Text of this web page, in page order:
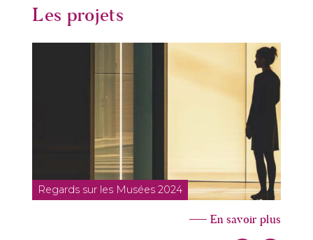
Les projets
Regards sur les Musées 2024
En savoir plus